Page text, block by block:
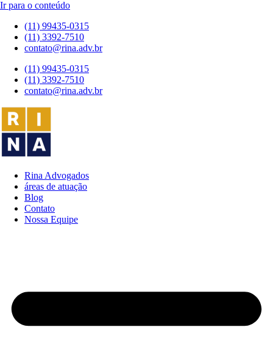
Ir para o conteúdo
(11) 99435-0315
(11) 3392-7510
contato@rina.adv.br
(11) 99435-0315
(11) 3392-7510
contato@rina.adv.br
Rina Advogados
áreas de atuação
Blog
Contato
Nossa Equipe